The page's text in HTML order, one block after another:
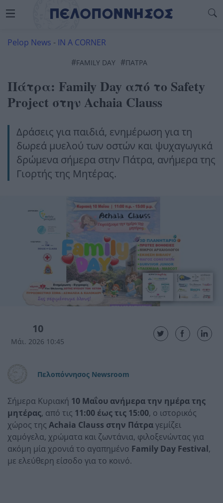
Pelop News - IN A CORNER
#FAMILY DAY #ΠΆΤΡΑ
Πάτρα: Family Day από το Safety
Project στην Achaia Clauss
Δράσεις για παιδιά, ενημέρωση για τη
δωρεά μυελού των οστών και ψυχαγωγικά
δρώμενα σήμερα στην Πάτρα, ανήμερα της
Γιορτής της Μητέρας.
10
Μάι. 2026 10:45
Πελοπόννησος Newsroom
Σήμερα Κυριακή 10 Μαΐου ανήμερα την ημέρα της
μητέρας, από τις 11:00 έως τις 15:00, ο ιστορικός
χώρος της Achaia Clauss στην Πάτραγεμίζει
χαμόγελα, χρώματα και ζωντάνια, φιλοξενώντας για
ακόμη μία χρονιά το αγαπημένο Family Day Festival,
με ελεύθερη είσοδο για το κοινό.